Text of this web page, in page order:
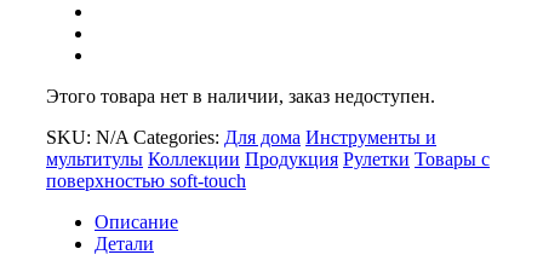
Этого товара нет в наличии, заказ недоступен.
SKU: N/A Categories: Для дома Инструменты и
мультитулы Коллекции Продукция Рулетки Товары с
поверхностью soft-touch
Описание
Детали